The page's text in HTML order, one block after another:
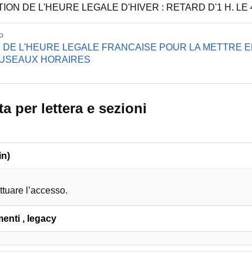
DE L'HEURE LEGALE D'HIVER : RETARD D'1 H. LE
DE L'HEURE LEGALE FRANCAISE POUR LA METTRE
HORAIRES
per lettera e sezioni
l’accesso.
, legacy